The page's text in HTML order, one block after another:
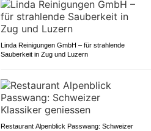
Linda Reinigungen GmbH – für strahlende
Sauberkeit in Zug und Luzern
Restaurant Alpenblick Passwang: Schweizer